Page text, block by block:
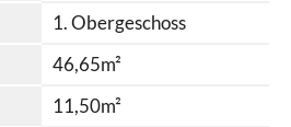
1. Obergeschoss
46,65m²
11,50m²